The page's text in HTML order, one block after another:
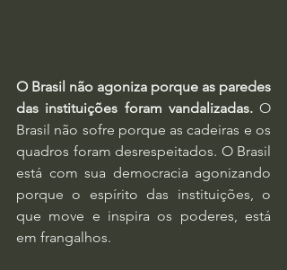
O Brasil não agoniza porque as paredes
das instituições foram vandalizadas. O
Brasil não sofre porque as cadeiras e os
quadros foram desrespeitados. O Brasil
está com sua democracia agonizando
porque o espírito das instituições, o
que move e inspira os poderes, está
em frangalhos.